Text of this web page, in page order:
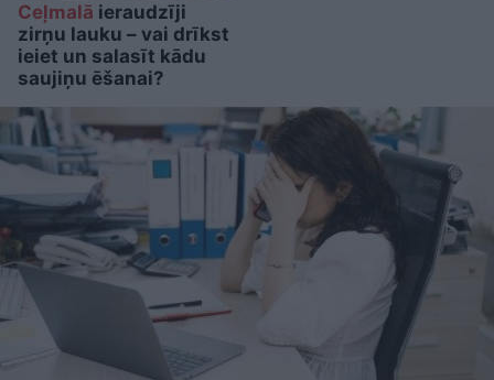
Ceļmalā ieraudzīji
zirņu lauku – vai drīkst
ieiet un salasīt kādu
saujiņu ēšanai?